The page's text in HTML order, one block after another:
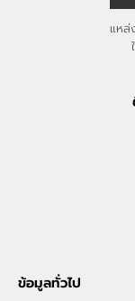
แหล่
ข้อมูลทั่วไป